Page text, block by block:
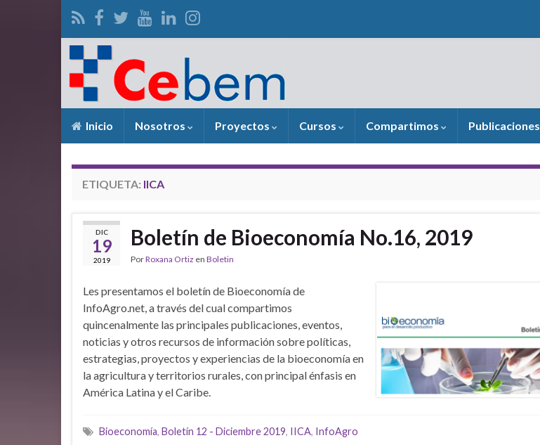
Inicio Nosotros Proyectos Cursos Compartimos Publicaciones
ETIQUETA: IICA
DIC
19
2019
Boletín de Bioeconomía No.16, 2019
PorRoxana Ortiz en Boletin
Les presentamos el boletín de Bioeconomía de
InfoAgro.net, a través del cual compartimos
quincenalmente las principales publicaciones, eventos,
noticias y otros recursos de información sobre políticas,
estrategias, proyectos y experiencias de la bioeconomía en
la agricultura y territorios rurales, con principal énfasis en
América Latina y el Caribe.
Bioeconomía, Boletín 12 - Diciembre 2019, IICA, InfoAgro